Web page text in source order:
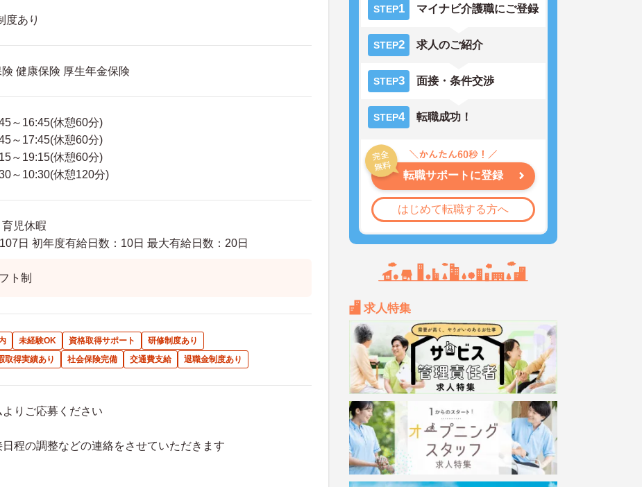
度あり
健康保険 厚生年金保険
～16:45(休憩60分)
～17:45(休憩60分)
～19:15(休憩60分)
～10:30(休憩120分)
児休暇
日 初年度有給日数：10日 最大有給日数：20日
ト制
未経験OK 資格取得サポート
研修制度あり
取得実績あり
社会保険完備 交通費支給 退職金制度あり
よりご応募ください
日程の調整などの連絡をさせていただきます
STEP1 マイナビ介護職にご登録
STEP2 求人のご紹介
STEP3 面接・条件交渉
STEP4 転職成功！
転職サポートに登録
はじめて転職する方へ
求人特集